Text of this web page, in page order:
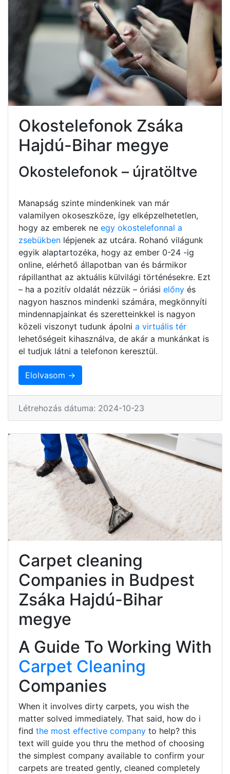
Okostelefonok Zsáka
Hajdú-Bihar megye
Okostelefonok – újratöltve
Manapság szinte mindenkinek van már
valamilyen okoseszköze, így elképzelhetetlen,
hogy az emberek ne egy okostelefonnal a
zsebükben lépjenek az utcára. Rohanó világunk
egyik alaptartozéka, hogy az ember 0-24 -ig
online, elérhető állapotban van és bármikor
rápillanthat az aktuális külvilági történésekre. Ezt
– ha a pozitív oldalát nézzük – óriási előny és
nagyon hasznos mindenki számára, megkönnyíti
mindennapjainkat és szeretteinkkel is nagyon
közeli viszonyt tudunk ápolni a virtuális tér
lehetőségeit kihasználva, de akár a munkánkat is
el tudjuk látni a telefonon keresztül.
Elolvasom →
Létrehozás dátuma: 2024-10-23
Carpet cleaning
Companies in Budpest
Zsáka Hajdú-Bihar
megye
A Guide To Working With
Carpet Cleaning
Companies
When it involves dirty carpets, you wish the
matter solved immediately. That said, how do i
find the most effective company to help? this
text will guide you thru the method of choosing
the simplest company available to confirm your
carpets are treated gently, cleaned completely